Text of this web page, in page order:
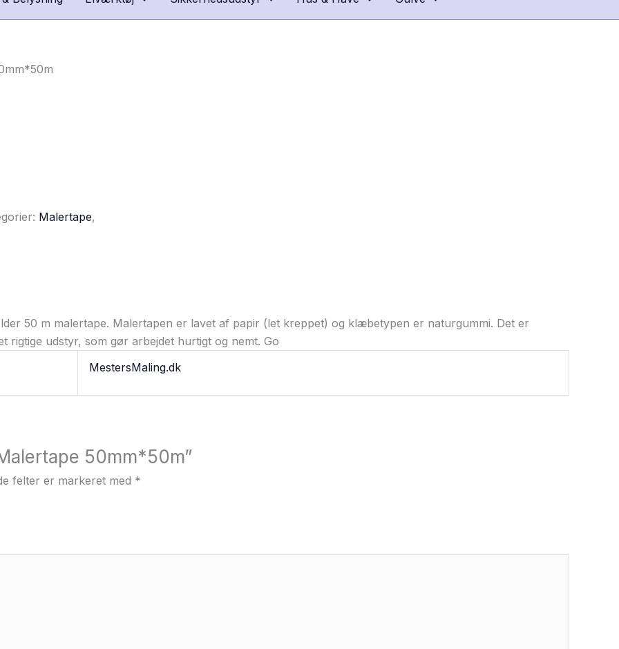
Malertape,
50 m malertape. Malertapen er lavet af papir (let kreppet) og klæbetypen er naturgummi. Det er
rigtige udstyr, som gør arbejdet hurtigt og nemt. Go
MestersMaling.dk
50mm*50m”
felter er markeret med *